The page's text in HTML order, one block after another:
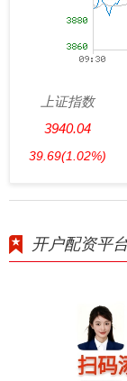
上证指数
3940.04
39.69(1.02%)
开户配资平